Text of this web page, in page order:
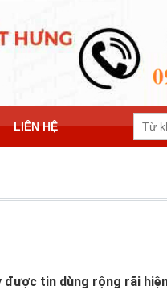
LIÊN HỆ
tin dùng rộng rãi